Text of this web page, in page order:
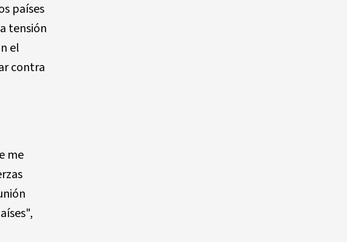
países
tensión
el
contra
me